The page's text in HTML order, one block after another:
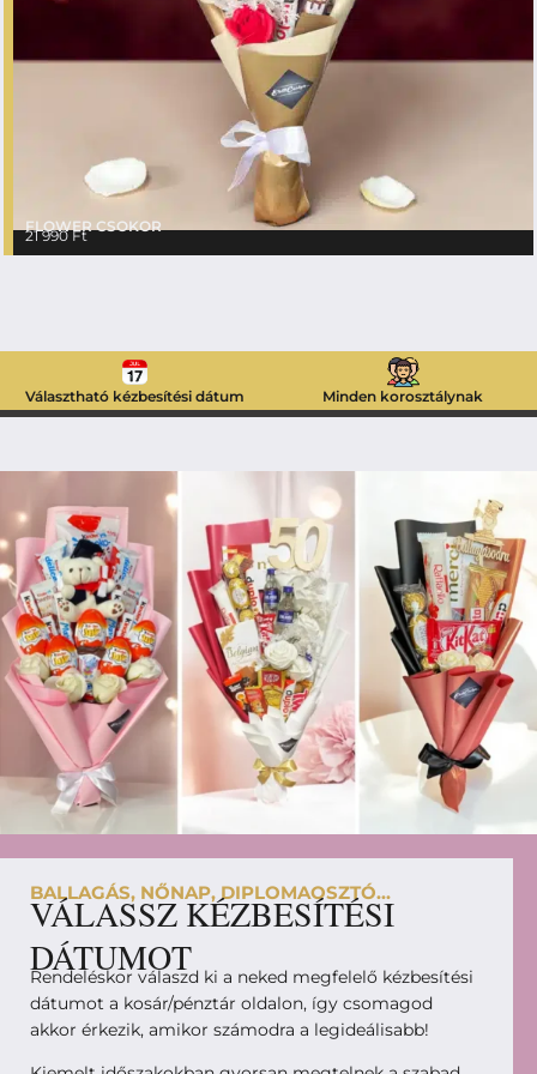
FLOWER CSOKOR
21 990Ft
Választható kézbesítési dátum Minden korosztálynak
BALLAGÁS, NŐNAP, DIPLOMAOSZTÓ...
VÁLASSZ KÉZBESÍTÉSI
DÁTUMOT
Rendeléskor válaszd ki a neked megfelelő kézbesítési
dátumot a kosár/pénztár oldalon, így csomagod
akkor érkezik, amikor számodra a legideálisabb!